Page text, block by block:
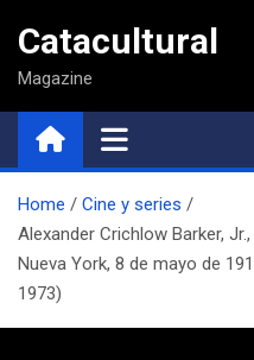
contenido
Catacultural
Magazine
Home
Cine y series
Alexander Crichlow Barker,
Nueva York, 8 de mayo de
1973)